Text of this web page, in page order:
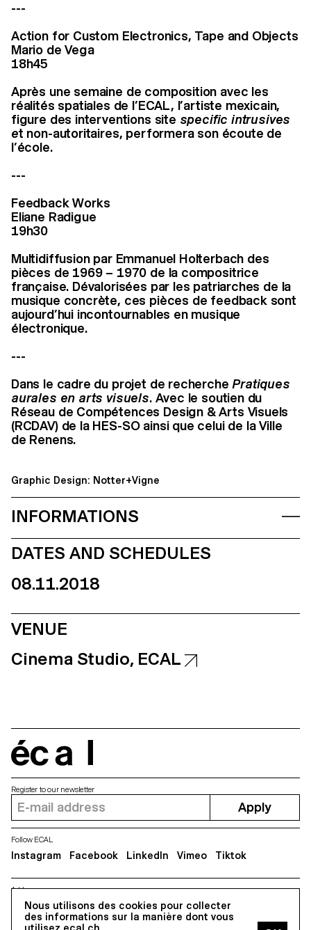
---
Action for Custom Electronics, Tape and Objects
Mario de Vega
18h45
Après une semaine de composition avec les
réalités spatiales de l’ECAL, l’artiste mexicain,
figure des interventions site specific intrusives
et non-autoritaires, performera son écoute de
l’école.
---
Feedback Works
Eliane Radigue
19h30
Multidiffusion par Emmanuel Holterbach des
pièces de 1969 – 1970 de la compositrice
française. Dévalorisées par les patriarches de la
musique concrète, ces pièces de feedback sont
aujourd’hui incontournables en musique
électronique.
---
Dans le cadre du projet de recherche Pratiques
aurales en arts visuels. Avec le soutien du
Réseau de Compétences Design & Arts Visuels
(RCDAV) de la HES-SO ainsi que celui de la Ville
de Renens.
Graphic Design: Notter+Vigne
INFORMATIONS
DATES AND SCHEDULES
08.11.2018
VENUE
Cinema Studio, ECAL
Nous utilisons des cookies pour collecter
des informations sur la manière dont vous
Address
5, avenue du Temple, CH-1020 Renens
Register to our newsletter
Apply
Follow ECAL
Instagram Facebook LinkedIn Vimeo Tiktok